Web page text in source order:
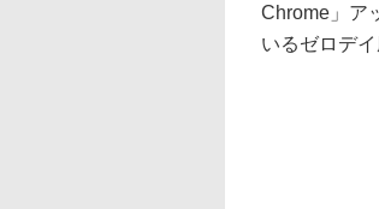
Chrome」ア
いるゼロデ